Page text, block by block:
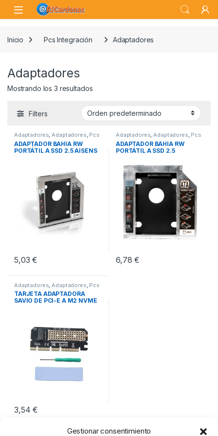
Gestionar consentimiento
Skip to navigation
Skip to content
Open
Inicio Pcs Integración Adaptadores
Adaptadores
Mostrando los 3 resultados
Filters
Adaptadores,Adaptadores, Pcs
Integración
ADAPTADOR BAHÍA RW
PORTÁTIL A SSD 2.5 AISENS
5,03€
Adaptadores,Adaptadores, Pcs
Integración
ADAPTADOR BAHÍA RW
PORTÁTIL A SSD 2.5
6,78€
Adaptadores Adaptadores Pcs
Integración
TARJETA ADAPTADORA
SAVIO DE PCI-E A M2 NVME
3,54€